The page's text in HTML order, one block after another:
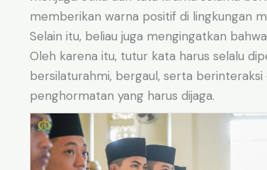
memberikan warna positif di lingkungan
Selain itu, beliau juga mengingatkan
Oleh karena itu, tutur kata harus selalu
bersilaturahmi, bergaul, serta
penghormatan yang harus dijaga.